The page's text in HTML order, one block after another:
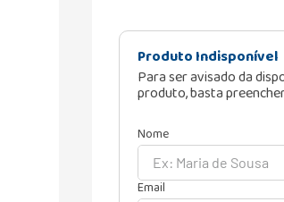
Produto Indisponível
Para ser avisado da
produto, basta